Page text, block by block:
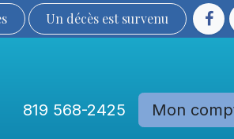
Un décès est sur​​​​​​​​ve​nu​​​​​​​​​​
819 568-2425 Mon